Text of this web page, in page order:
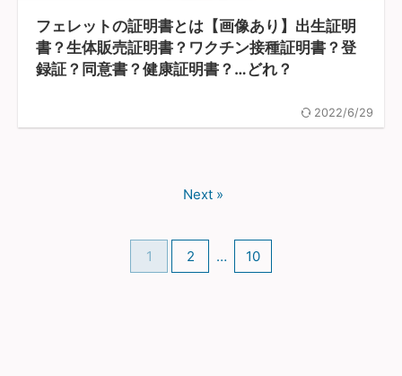
フェレットの証明書とは【画像あり】出生証明
書？生体販売証明書？ワクチン接種証明書？登
録証？同意書？健康証明書？…どれ？
2022/6/29
1 2 … 10
Next »